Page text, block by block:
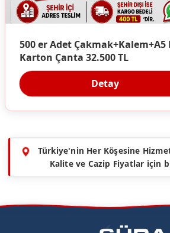
500 er Adet
Karton Çanta 32.500 TL
Detay
Türkiye'nin Her Köşesine
Kalite ve Cazip Fiyatlar için